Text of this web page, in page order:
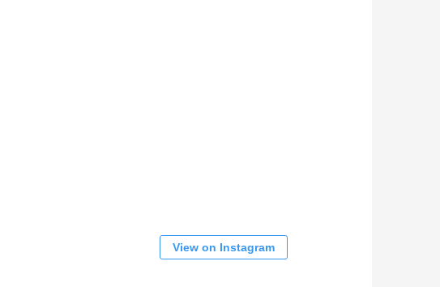
View on Instagram